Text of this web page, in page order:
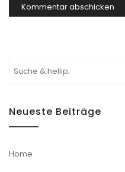
Suchen
Neueste Beiträge
Home